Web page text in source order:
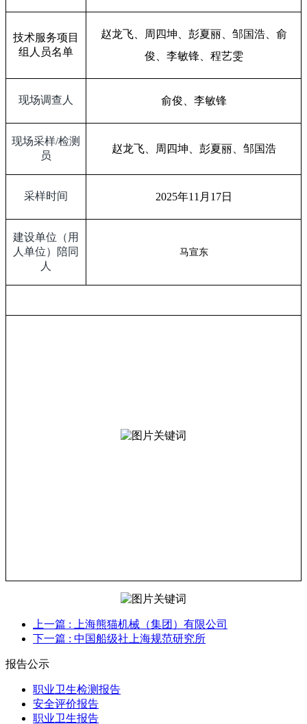
技术服务项目
组人员名单
赵龙飞、周四坤、彭夏丽、邹国浩、俞
俊、李敏锋、程艺雯
现场调查人 俞俊、李敏锋
现场采样/检测
员
赵龙飞、周四坤、彭夏丽、邹国浩
采样时间 2025年11 月 17日
建设单位（用
人单位）陪同
人
马宣东
上一篇 : 上海熊猫机械（集团）有限公司
下一篇 : 中国船级社上海规范研究所
报告公示
职业卫生检测报告
安全评价报告
职业卫生报告